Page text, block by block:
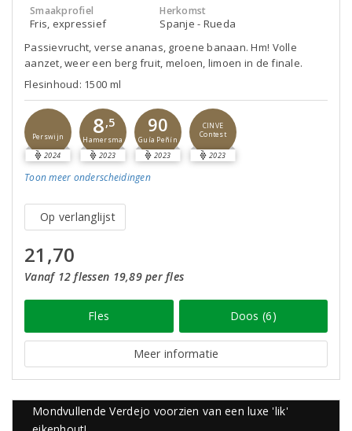
Smaakprofiel
Fris, expressief
Herkomst
Spanje - Rueda
Passievrucht, verse ananas, groene banaan. Hm! Volle
aanzet, weer een berg fruit, meloen, limoen in de finale.
Flesinhoud: 1500 ml
Perswijn
2024
8,5
Hamersma
2023
90
Guía Peñín
2023
CINVE
Contest
2023
Toon meer onderscheidingen
Op verlanglijst
21,70
Vanaf 12 flessen 19,89 per fles
Fles Doos (6)
Meer informatie
Mondvullende Verdejo voorzien van een luxe 'lik'